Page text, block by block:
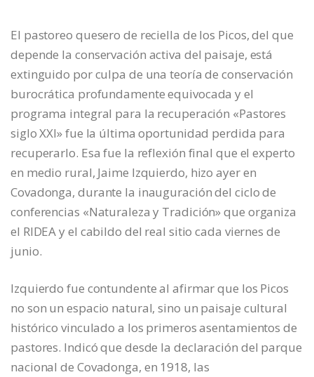
El pastoreo quesero de reciella de los Picos, del que
depende la conservación activa del paisaje, está
extinguido por culpa de una teoría de conservación
burocrática profundamente equivocada y el
programa integral para la recuperación «Pastores
siglo XXI» fue la última oportunidad perdida para
recuperarlo. Esa fue la reflexión final que el experto
en medio rural, Jaime Izquierdo, hizo ayer en
Covadonga, durante la inauguración del ciclo de
conferencias «Naturaleza y Tradición» que organiza
el RIDEA y el cabildo del real sitio cada viernes de
junio.
Izquierdo fue contundente al afirmar que los Picos
no son un espacio natural, sino un paisaje cultural
histórico vinculado a los primeros asentamientos de
pastores. Indicó que desde la declaración del parque
nacional de Covadonga, en 1918, las